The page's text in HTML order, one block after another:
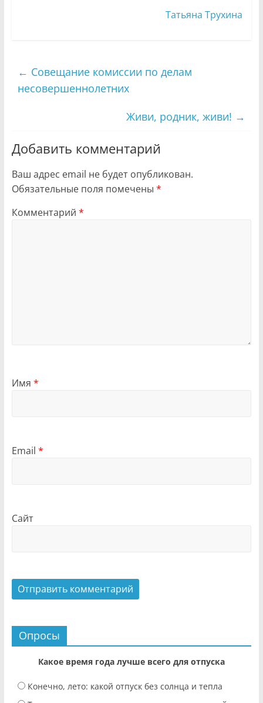
Татьяна Трухина
← Совещание комиссии по делам
несовершеннолетних
Живи, родник, живи! →
Добавить комментарий
Ваш адрес email не будет опубликован.
Обязательные поля помечены *
Комментарий *
Имя *
Email *
Сайт
Опросы
Какое время года лучше всего для отпуска
Конечно, лето: какой отпуск без солнца и тепла